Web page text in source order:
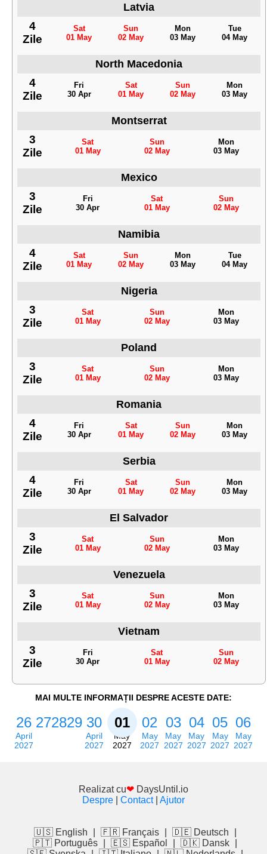
Latvia
4
Zile
Sat
01 May
Sun
02 May
Mon
03 May
Tue
04 May
North Macedonia
4
Zile
Fri
30 Apr
Sat
01 May
Sun
02 May
Mon
03 May
Montserrat
3
Zile
Sat
01 May
Sun
02 May
Mon
03 May
Mexico
3
Zile
Fri
30 Apr
Sat
01 May
Sun
02 May
Namibia
4
Zile
Sat
01 May
Sun
02 May
Mon
03 May
Tue
04 May
Nigeria
3
Zile
Sat
01 May
Sun
02 May
Mon
03 May
Poland
3
Zile
Sat
01 May
Sun
02 May
Mon
03 May
Romania
4
Zile
Fri
30 Apr
Sat
01 May
Sun
02 May
Mon
03 May
Serbia
4
Zile
Fri
30 Apr
Sat
01 May
Sun
02 May
Mon
03 May
El Salvador
3
Zile
Sat
01 May
Sun
02 May
Mon
03 May
Venezuela
3
Zile
Sat
01 May
Sun
02 May
Mon
03 May
Vietnam
3
Zile
Fri
30 Apr
Sat
01 May
Sun
02 May
MAI MULTE INFORMAȚII DESPRE ACESTE DATE:
26
April
2027
272829 30
April
2027
01
May
2027
02
May
2027
03
May
2027
04
May
2027
05
May
2027
06
May
2027
Realizat cu❤ DaysUntil.io
Despre
Contact| Ajutor
🇺🇸 English 🇫🇷 Français 🇩🇪 Deutsch
🇵🇹 Português
🇪🇸 Español 🇩🇰 Dansk